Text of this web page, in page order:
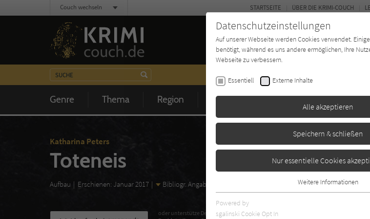
Genre Thema Region Zeit Buchtyp Autor*in
STARTSEITE ÜBER DIE KRIMI-COUCH
Couch wechseln
Katharina Peters
Toteneis
Aufbau Erschienen: Januar 2017 Bibliogr. Angaben
oder unterstütze Deinen
Datenschutzeinstellungen
Auf unserer Webseite werden Cookies verwendet.
benötigt, während es uns andere ermöglichen, Ihre
Webseite zu verbessern.
Essentiell Externe Inhalte
Alle akzeptieren
Speichern & schließen
Nur essentielle Cookies
Essentielle Cookies werden für grundlegende
benötigt. Dadurch ist gewährleistet, dass die Webseite
Weitere Informationen
Powered by
sgalinski Cookie Opt In